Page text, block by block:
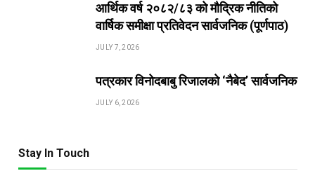
आर्थिक वर्ष २०८२/८३ को मौद्रिक नीतिको
वार्षिक समीक्षा प्रतिवेदन सार्वजनिक (पूर्णपाठ)
JULY 7, 2026
पत्रकार विनोदबाबु रिजालको ‘नैबेद’ सार्वजनिक
JULY 6, 2026
Stay In Touch